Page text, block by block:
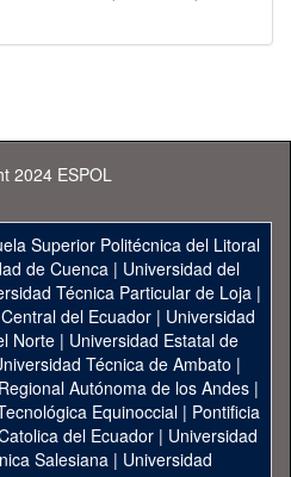
2024 ESPOL
Superior Politécnica del Litoral
de Cuenca| Universidad del
Técnica Particular de Loja|
del Ecuador| Universidad
Norte | Universidad Estatal de
Técnica de Ambato |
Autónoma de los Andes|
Equinoccial| Pontificia
del Ecuador | Universidad
Salesiana | Universidad